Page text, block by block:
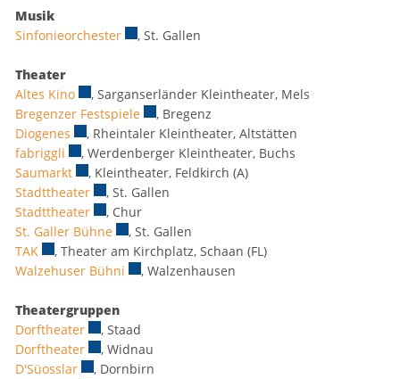
Musik
Sinfonieorchester Externer Link wird in einem neuen Fenster
, St. Gallen
Theater
Altes Kino Externer Link wird in einem neuen Fenster geöffnet.
, Sarganserländer Kleintheater, Mels
Bregenzer Festspiele Externer Link wird in einem neuen
, Bregenz
Diogenes Externer Link wird in einem neuen Fenster geöffnet.
, Rheintaler Kleintheater, Altstätten
fabriggli Externer Link wird in einem neuen Fenster geöffnet.
, Werdenberger Kleintheater, Buchs
Saumarkt Externer Link wird in einem neuen Fenster geöffnet.
, Kleintheater, Feldkirch (A)
Stadttheater Externer Link wird in einem neuen Fenster
, St. Gallen
Stadttheater Externer Link wird in einem neuen Fenster
, Chur
St. Galler Bühne Externer Link wird in einem neuen Fenster
, St. Gallen
TAK Externer Link wird in einem neuen Fenster geöffnet.
, Theater am Kirchplatz, Schaan (FL)
Walzehuser Bühni Externer Link wird in einem neuen Fenster
, Walzenhausen
Theatergruppen
Dorftheater Externer Link wird in einem neuen Fenster geöffnet.
, Staad
Dorftheater Externer Link wird in einem neuen Fenster geöffnet.
, Widnau
D'Süosslar Externer Link wird in einem neuen Fenster geöffnet.
, Dornbirn